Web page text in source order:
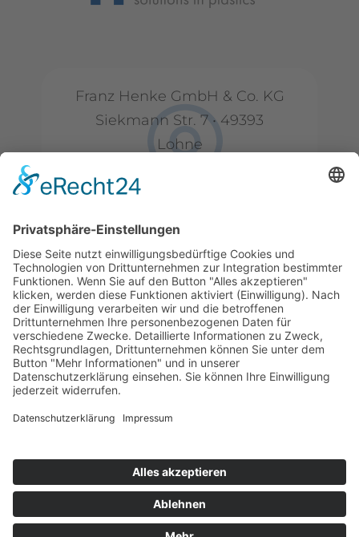
Franz Henke GmbH & Co. KG
Siekmann Str. 7 • 49393
Lohne
T+49 (0) 4442 9240-0
Minfo@henke-
kunststoffe.de
© 2026 Franz Henke GmbH & Co. KG
Impressum
Datenschutz
Hinweisgeberschutzgesetz